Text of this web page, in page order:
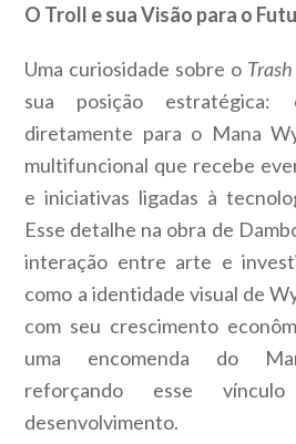
O Troll e sua Visão para o
Uma curiosidade sobre o
sua posição estratégica:
diretamente para o Mana
multifuncional que recebe
e iniciativas ligadas à
Esse detalhe na obra de
interação entre arte e
como a identidade visual de
com seu crescimento
uma encomenda do
reforçando esse
desenvolvimento.